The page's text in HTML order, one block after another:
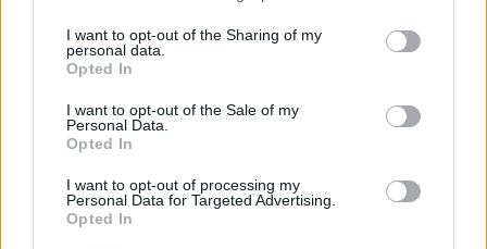
I want to opt-out of the Sharing of my
personal data.
Opted In
I want to opt-out of the Sale of my
Personal Data.
Opted In
I want to opt-out of processing my
Personal Data for Targeted Advertising.
Opted In
επιτεύγματα του συζύγου σας, είτε
μεγάλα είτε μικρά, είναι
την αυτοεκτίμησή του και την υγεία της
σχέσης σας
Το να γιορτάζετε τις επιτυχίες του